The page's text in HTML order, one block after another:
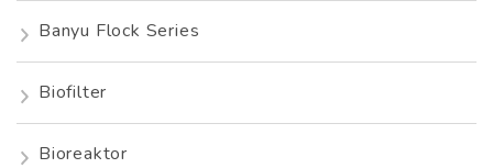
Banyu Flock Series
Biofilter
Bioreaktor